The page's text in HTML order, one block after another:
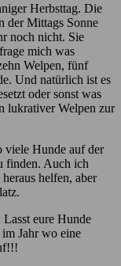
Herbsttag. Die
der Mittags Sonne
noch nicht. Sie
mich was
Welpen, fünf
Und natürlich ist es
oder sonst was
lukrativer Welpen zur
viele Hunde auf der
finden. Auch ich
helfen, aber
eure Hunde
im Jahr wo eine